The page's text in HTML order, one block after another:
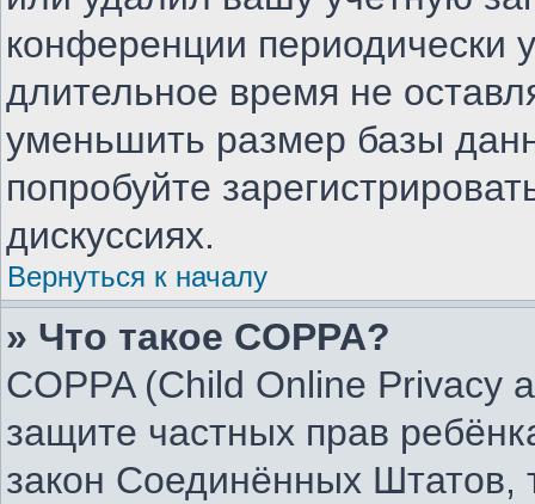
конференции периодически
длительное время не
уменьшить размер базы
попробуйте
дискуссиях.
Вернуться к началу
» Что такое COPPA?
COPPA (Child Online Privacy
защите частных прав
закон Соединённых Штатов,